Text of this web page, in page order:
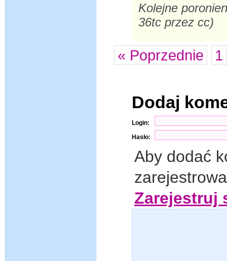
Kolejne
36tc przez cc)
« Poprzednie 1
Dodaj
Login:
Hasło:
Aby dodać
Zarejestruj